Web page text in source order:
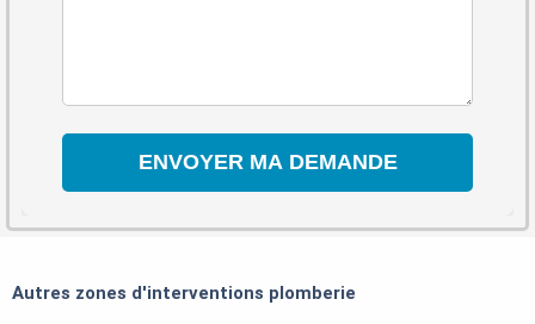
Autres zones d'interventions plomberie